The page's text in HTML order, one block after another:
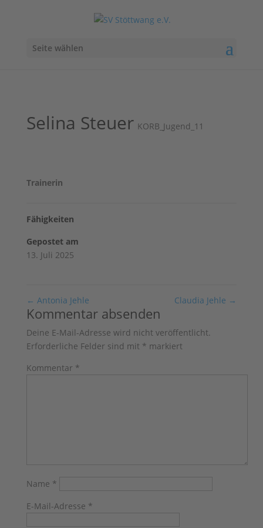
Seite wählen
Selina Steuer KORB_Jugend_11
Trainerin
Fähigkeiten
Gepostet am
13. Juli 2025
← Antonia Jehle Claudia Jehle →
Kommentar absenden
Deine E-Mail-Adresse wird nicht veröffentlicht.
Erforderliche Felder sind mit * markiert
Kommentar *
Name *
E-Mail-Adresse *